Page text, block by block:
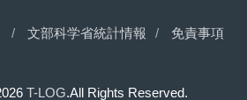
文部科学省統計情報 免責事項
T-LOG.All Rights Reserved.